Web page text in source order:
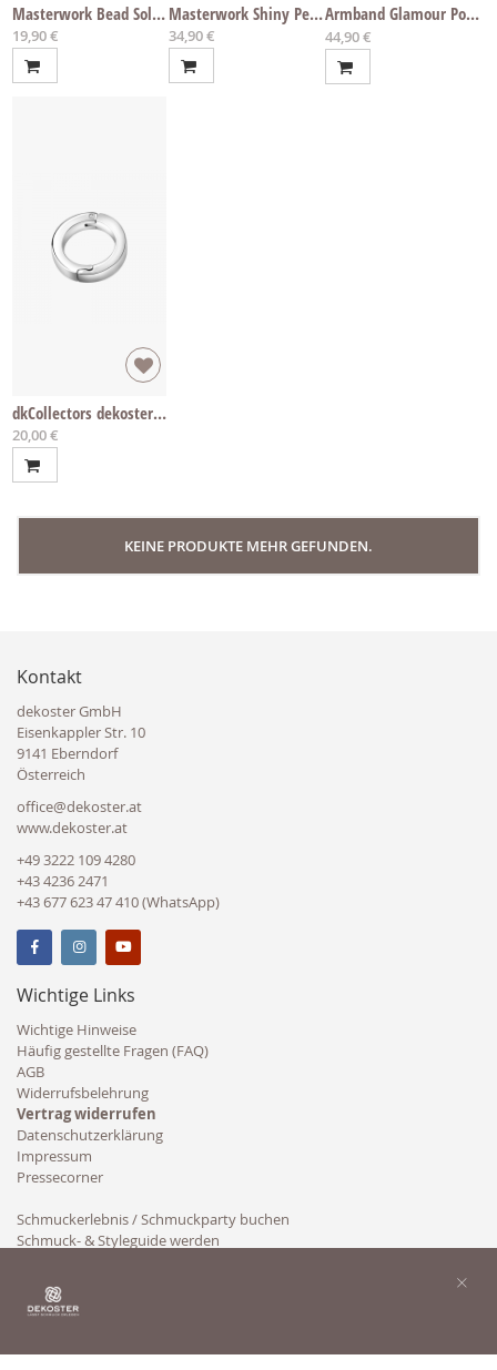
Masterwork Bead Solid Shiny
19,90 €
Masterwork Shiny Pearl Bead
34,90 €
Armband Glamour Power Pearl - diverse Längen
Ab
44,90 €
dkCollectors dekoster Ring - Small
20,00 €
KEINE PRODUKTE MEHR GEFUNDEN.
Kontakt
dekoster GmbH
Eisenkappler Str. 10
9141 Eberndorf
Österreich
office@dekoster.at
www.dekoster.at
+49 3222 109 4280
+43 4236 2471
+43 677 623 47 410 (WhatsApp)
Wichtige Links
Wichtige Hinweise
Häufig gestellte Fragen (FAQ)
AGB
Widerrufsbelehrung
Vertrag widerrufen
Datenschutzerklärung
Impressum
Pressecorner
Schmuckerlebnis / Schmuckparty buchen
Schmuck- & Styleguide werden
×